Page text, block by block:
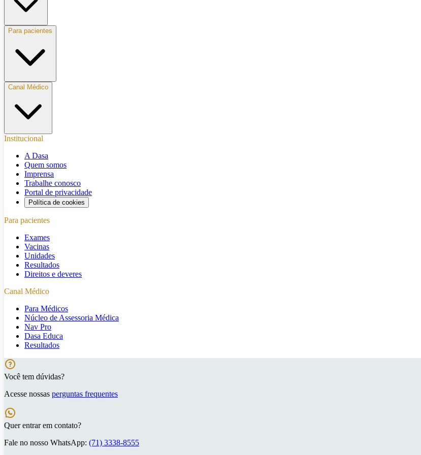
Para pacientes
Canal Médico
Institucional
A Dasa
Quem somos
Imprensa
Trabalhe conosco
Portal de privacidade
Política de cookies
Para pacientes
Exames
Vacinas
Unidades
Resultados
Direitos e deveres
Canal Médico
Para Médicos
Núcleo de Assessoria Médica
Nav Pro
Dasa Educa
Resultados
Você tem dúvidas?
Acesse nossas perguntas frequentes
Quer entrar em contato?
Fale no nosso WhatsApp: (71) 3338-8555